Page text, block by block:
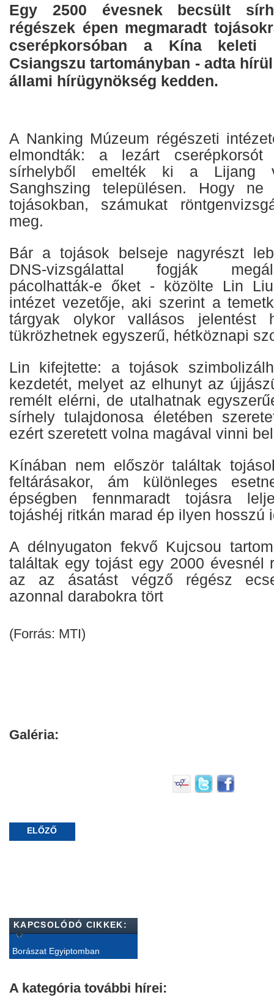
Egy 2500 évesnek becsült
régészek épen megmaradt
cserépkorsóban a Kína keleti
Csiangszu tartományban - adta
állami hírügynökség kedden.
A Nanking Múzeum régészeti
elmondták: a lezárt cserépkorsót
sírhelyből emelték ki a Lijang
Sanghszing településen. Hogy
tojásokban, számukat
meg.
Bár a tojások belseje nagyrészt
DNS-vizsgálattal fogják
pácolhatták-e őket - közölte Lin
intézet vezetője, aki szerint a
tárgyak olykor vallásos jelentést
tükrözhetnek egyszerű, hétköznapi
Lin kifejtette: a tojások
kezdetét, melyet az elhunyt az
remélt elérni, de utalhatnak
sírhely tulajdonosa életében
ezért szeretett volna magával vinni
Kínában nem először találtak
feltárásakor, ám különleges
épségben fennmaradt tojásra
tojáshéj ritkán marad ép ilyen hosszú
A délnyugaton fekvő Kujcsou
találtak egy tojást egy 2000 évesnél
az az ásatást végző régész
azonnal darabokra tört
(Forrás: MTI)
Galéria:
ELŐZŐ
KAPCSOLÓDÓ CIKKEK:
Borászat Egyiptomban
A kategória további hírei: